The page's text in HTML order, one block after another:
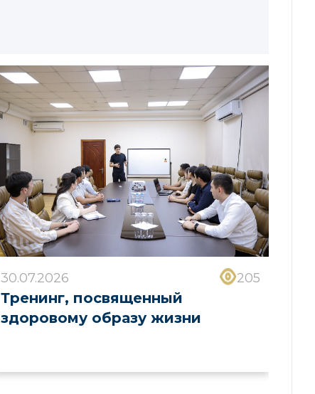
30.07.2026 205
Тренинг, посвященный
здоровому образу жизни